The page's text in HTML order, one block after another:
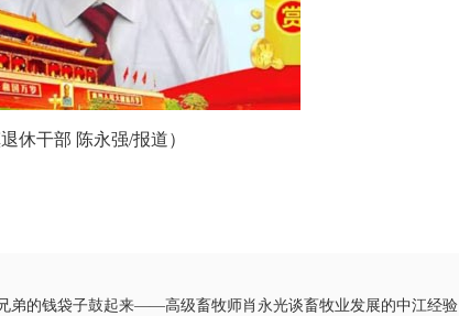
休干部 陈永强/报道）
弟的钱袋子鼓起来——高级畜牧师肖永光谈畜牧业发展的中江经验